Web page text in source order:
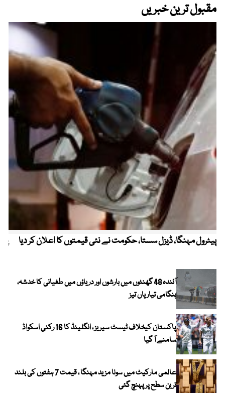
مقبول ترین خبریں
پیٹرول مہنگا، ڈیزل سستا، حکومت نے نئی قیمتوں کا اعلان کر دیا
آئندہ 48 گھنٹوں میں بارشوں اور دریاؤں میں طغیانی کا خدشہ،
ہنگامی تیاریاں تیز
پاکستان کیخلاف ٹیسٹ سیریز ، انگلینڈ کا 16 رکنی اسکواڈ
سامنے آ گیا
عالمی مارکیٹ میں سونا مزید مہنگا ، قیمت 7 ہفتوں کی بلند
ترین سطح پر پہنچ گئی